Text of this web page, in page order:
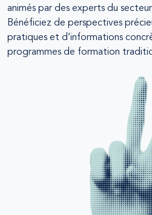
animés par des experts du
Bénéficiez de perspectives
pratiques et d’informations
programmes de formation